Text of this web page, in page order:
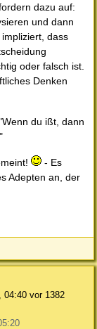
dazu auf:
und dann
dass
oder falsch ist.
Denken
du ißt, dann
- Es
Adepten an, der
04:40 vor 1382